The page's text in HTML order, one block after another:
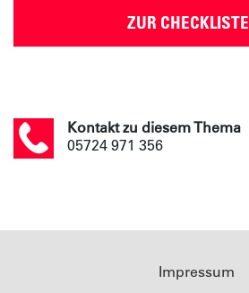
ZUR CHECKLISTE
Kontakt zu diesem Thema
05724 971 356
Impressum